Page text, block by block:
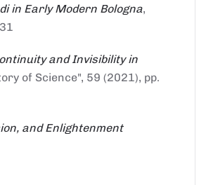
in Early Modern Bologna,
and Invisibility in
of Science", 59 (2021), pp.
and Enlightenment